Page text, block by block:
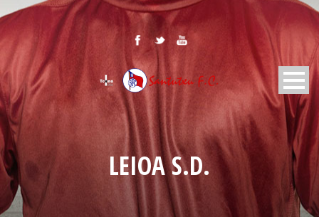
LEIOA S.D.